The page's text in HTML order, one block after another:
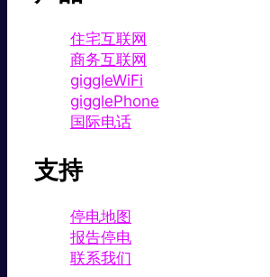
住宅互联网
商务互联网
giggleWiFi
gigglePhone
国际电话
支持
停电地图
报告停电
联系我们